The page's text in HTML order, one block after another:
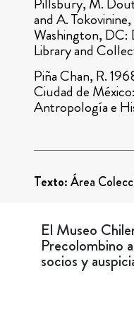
and A.
Washington, DC:
Library and
Piña Chan, R.
Ciudad de
Antropología e
Texto:Área
El Museo
Precolombino
socios y